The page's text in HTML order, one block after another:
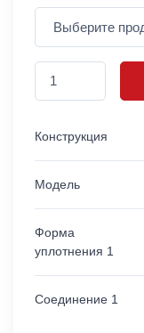
Конструкция
Модель
Форма
уплотнения 1
Соединение 1